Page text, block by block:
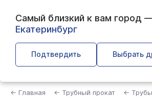
Самый близкий к вам город
Екатеринбург
Подтвердить Выбрать
← Главная ← Трубный прокат
← Трубы